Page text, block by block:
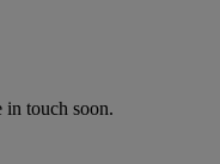
in touch soon.